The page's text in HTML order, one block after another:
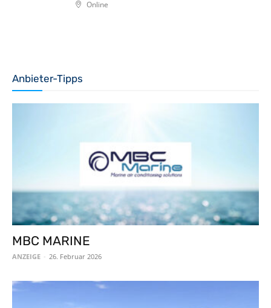
Online
Anbieter-Tipps
MBC MARINE
ANZEIGE - 26. Februar 2026